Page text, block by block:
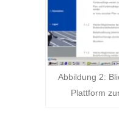
Abbildung 2:
Plattform